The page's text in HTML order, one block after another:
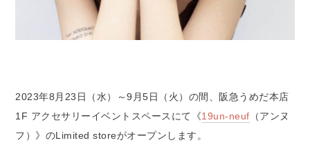
2023年8月23日（水）～9月5日（火）の間、阪急うめだ本店
1F アクセサリーイベントスペースにて《19un-neuf （アンヌ
フ）》のLimited storeがオープンします。